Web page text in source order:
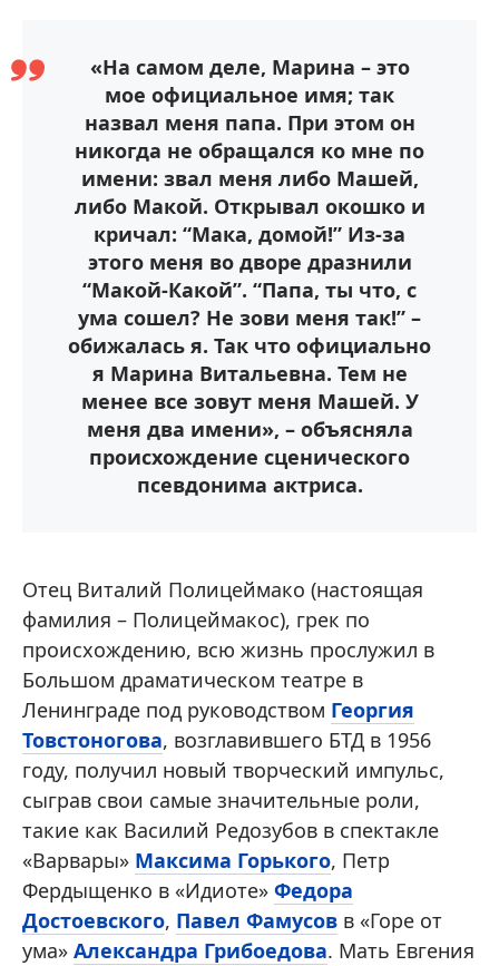
«На самом деле, Марина – это
мое официальное имя; так
назвал меня папа. При этом он
никогда не обращался ко мне по
имени: звал меня либо Машей,
либо Макой. Открывал окошко и
кричал: “Мака, домой!” Из-за
этого меня во дворе дразнили
“Макой-Какой”. “Папа, ты что, с
ума сошел? Не зови меня так!” –
обижалась я. Так что официально
я Марина Витальевна. Тем не
менее все зовут меня Машей. У
меня два имени», – объясняла
происхождение сценического
псевдонима актриса.
Отец Виталий Полицеймако (настоящая
фамилия – Полицеймакос), грек по
происхождению, всю жизнь прослужил в
Большом драматическом театре в
Ленинграде под руководством Георгия
Товстоногова, возглавившего БТД в 1956
году, получил новый творческий импульс,
сыграв свои самые значительные роли,
такие как Василий Редозубов в спектакле
«Варвары» Максима Горького, Петр
Фердыщенко в «Идиоте» Федора
Достоевского, Павел Фамусов в «Горе от
ума» Александра Грибоедова. Мать Евгения